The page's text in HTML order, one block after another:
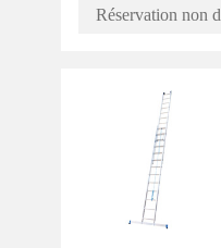
Réservation non